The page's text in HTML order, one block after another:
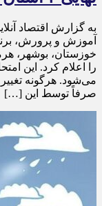
به گزارش اقتصاد
آموزش و پرورش،
خوزستان، بوشهر،
می‌شود. هرگونه
صرفاً توسط این […]